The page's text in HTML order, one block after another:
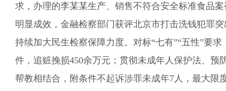
求， 办理的李某某生产、销售不符合安全标准食品
明显成效，金融检察部门获评北京市打击洗钱犯罪
持续加大民生检察保障力度。 对标“七有”“五性”要求
件，追赃挽损450余万元；贯彻未成年人保护法、
帮教相结合， 附条件不起诉涉罪未成年7人， 最大限